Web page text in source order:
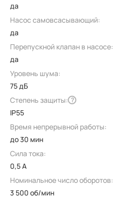
да
Насос самовсасывающий:
да
Перепускной клапан в насосе:
да
Уровень шума:
75 дБ
Степень защиты: ?
IP55
Время непрерывной работы:
до 30 мин
Сила тока:
0,5 А
Номинальное число оборотов:
3 500 об/мин